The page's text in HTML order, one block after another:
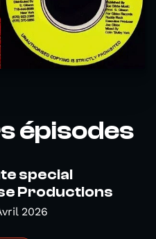
épisodes
special
Productions
2026